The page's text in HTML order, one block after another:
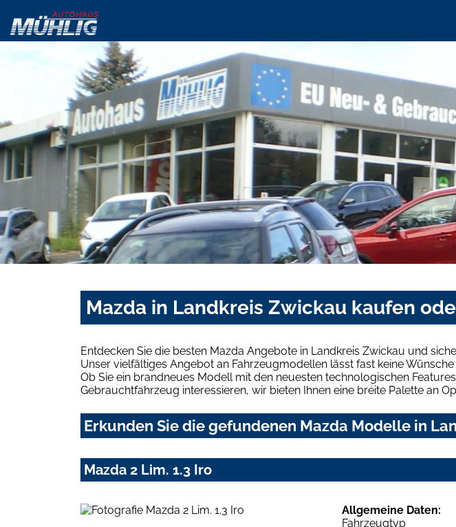
Mazda in Landkreis Zwickau kaufen
Entdecken Sie die besten Mazda Angebote in Landkreis Zwickau und
Unser vielfältiges Angebot an Fahrzeugmodellen lässt fast keine Wünsche
Ob Sie ein brandneues Modell mit den neuesten technologischen
Gebrauchtfahrzeug interessieren, wir bieten Ihnen eine breite Palette an
Erkunden Sie die gefundenen Mazda Modelle in
Mazda 2 Lim. 1.3 Iro
Allgemeine Daten:
Fahrzeugtyp